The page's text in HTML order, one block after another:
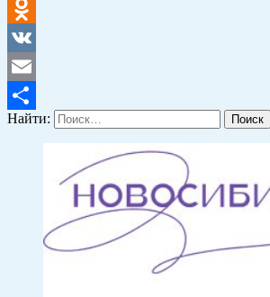
Telegram
Odnoklassniki
VK
Email
Отправить
Найти: